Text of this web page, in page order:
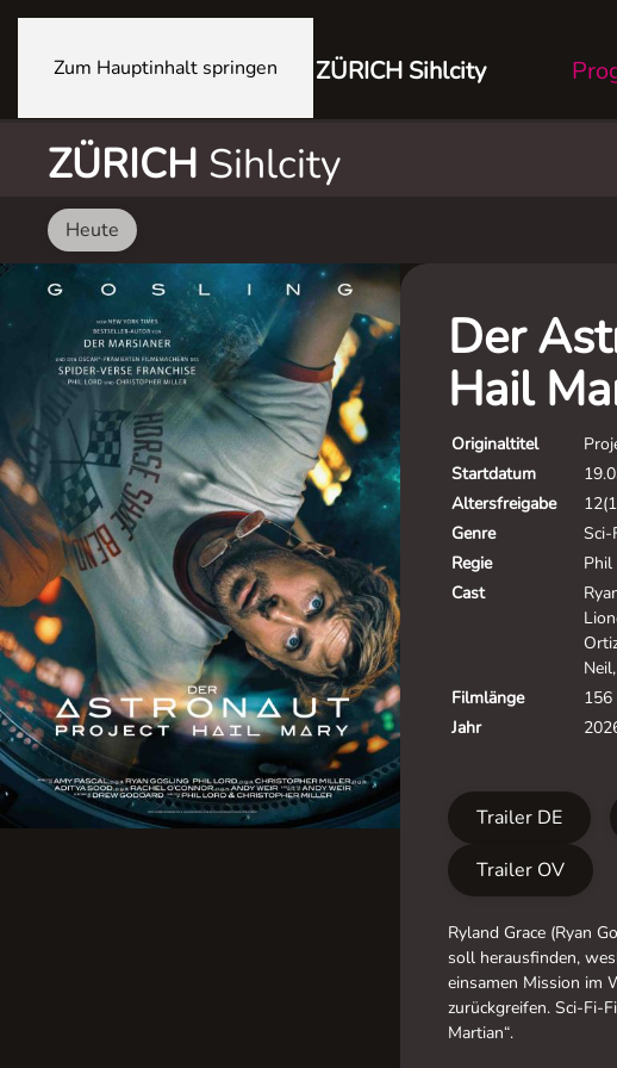
Zum Hauptinhalt springen ZÜRICH Sihlcity
ZÜRICH Sihlcity
Heute
Der
Hail
Originaltitel
Startdatum
Altersfreigabe
Genre
Sci-
Regie
Cast
Filmlänge
156
Jahr
Trailer DE
Trailer OV
Ryland Grace (Ryan
soll herausfinden,
einsamen Mission im
zurückgreifen. Sci-Fi-
Martian“.